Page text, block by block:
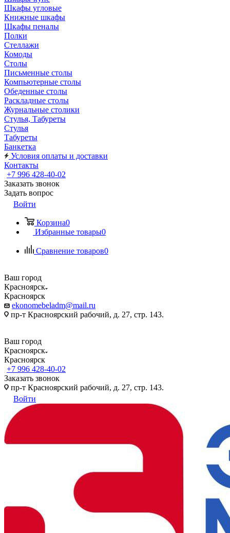
Шкафы угловые
Книжные шкафы
Шкафы пеналы
Полки
Стеллажи
Комоды
Столы
Письменные столы
Компьютерные столы
Обеденные столы
Раскладные столы
Журнальные столики
Стулья, Табуреты
Стулья
Табуреты
Банкетка
Условия оплаты и доставки
Контакты
+7 996 428-40-02
Заказать звонок
Задать вопрос
Войти
Корзина0
Избранные товары0
Сравнение товаров0
Ваш город
Красноярск
Красноярск
ekonomebeladm@mail.ru
пр-т Красноярский рабочий, д. 27, стр. 143.
Ваш город
Красноярск
Красноярск
+7 996 428-40-02
Заказать звонок
пр-т Красноярский рабочий, д. 27, стр. 143.
Войти